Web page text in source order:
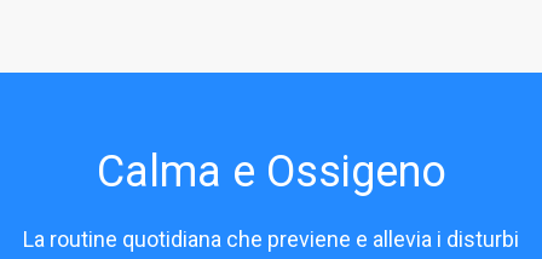
Calma e Ossigeno
La routine quotidiana che previene e allevia i disturbi